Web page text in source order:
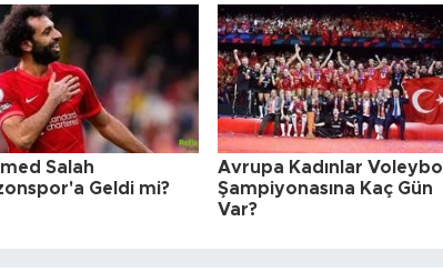
Salah
Geldi mi?
Avrupa Kadınlar Voleybol
Şampiyonasına Kaç Gün
Var?